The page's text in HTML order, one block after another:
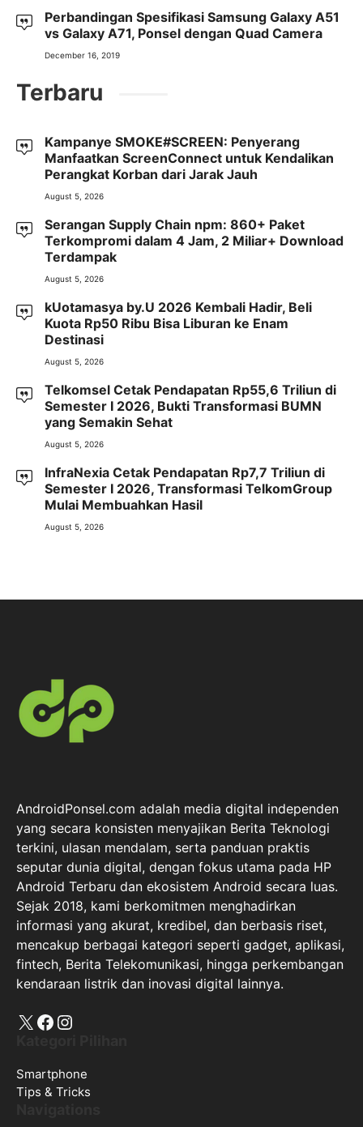
Perbandingan Spesifikasi Samsung Galaxy A51
vs Galaxy A71, Ponsel dengan Quad Camera
December 16, 2019
Terbaru
Kampanye SMOKE#SCREEN: Penyerang
Manfaatkan ScreenConnect untuk Kendalikan
Perangkat Korban dari Jarak Jauh
August 5, 2026
Serangan Supply Chain npm: 860+ Paket
Terkompromi dalam 4 Jam, 2 Miliar+ Download
Terdampak
August 5, 2026
kUotamasya by.U 2026 Kembali Hadir, Beli
Kuota Rp50 Ribu Bisa Liburan ke Enam
Destinasi
August 5, 2026
Telkomsel Cetak Pendapatan Rp55,6 Triliun di
Semester I 2026, Bukti Transformasi BUMN
yang Semakin Sehat
August 5, 2026
InfraNexia Cetak Pendapatan Rp7,7 Triliun di
Semester I 2026, Transformasi TelkomGroup
Mulai Membuahkan Hasil
August 5, 2026
AndroidPonsel.com adalah media digital independen
yang secara konsisten menyajikan Berita Teknologi
terkini, ulasan mendalam, serta panduan praktis
seputar dunia digital, dengan fokus utama pada HP
Android Terbaru dan ekosistem Android secara luas.
Sejak 2018, kami berkomitmen menghadirkan
informasi yang akurat, kredibel, dan berbasis riset,
mencakup berbagai kategori seperti gadget, aplikasi,
fintech, Berita Telekomunikasi, hingga perkembangan
kendaraan listrik dan inovasi digital lainnya.
X Facebook
Instagram
Smartphone
Tips & Tricks